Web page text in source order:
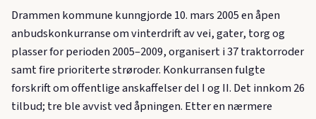
Drammen kommune kunngjorde 10. mars 2005 en åpen
anbudskonkurranse om vinterdrift av vei, gater, torg og
plasser for perioden 2005–2009, organisert i 37 traktorroder
samt fire prioriterte strøroder. Konkurransen fulgte
forskrift om offentlige anskaffelser del I og II. Det innkom 26
tilbud; tre ble avvist ved åpningen. Etter en nærmere